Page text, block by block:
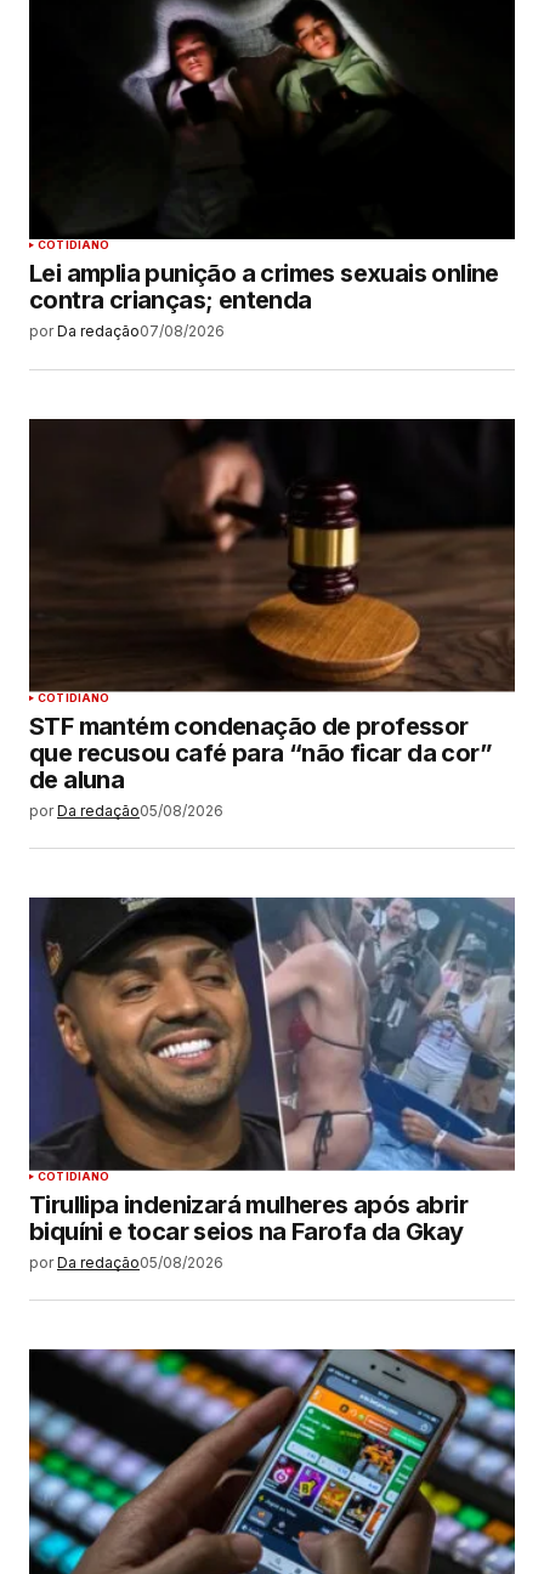
COTIDIANO
Lei amplia punição a crimes sexuais online
contra crianças; entenda
por Da redação07/08/2026
COTIDIANO
STF mantém condenação de professor
que recusou café para “não ficar da cor”
de aluna
por Da redação05/08/2026
COTIDIANO
Tirullipa indenizará mulheres após abrir
biquíni e tocar seios na Farofa da Gkay
por Da redação05/08/2026